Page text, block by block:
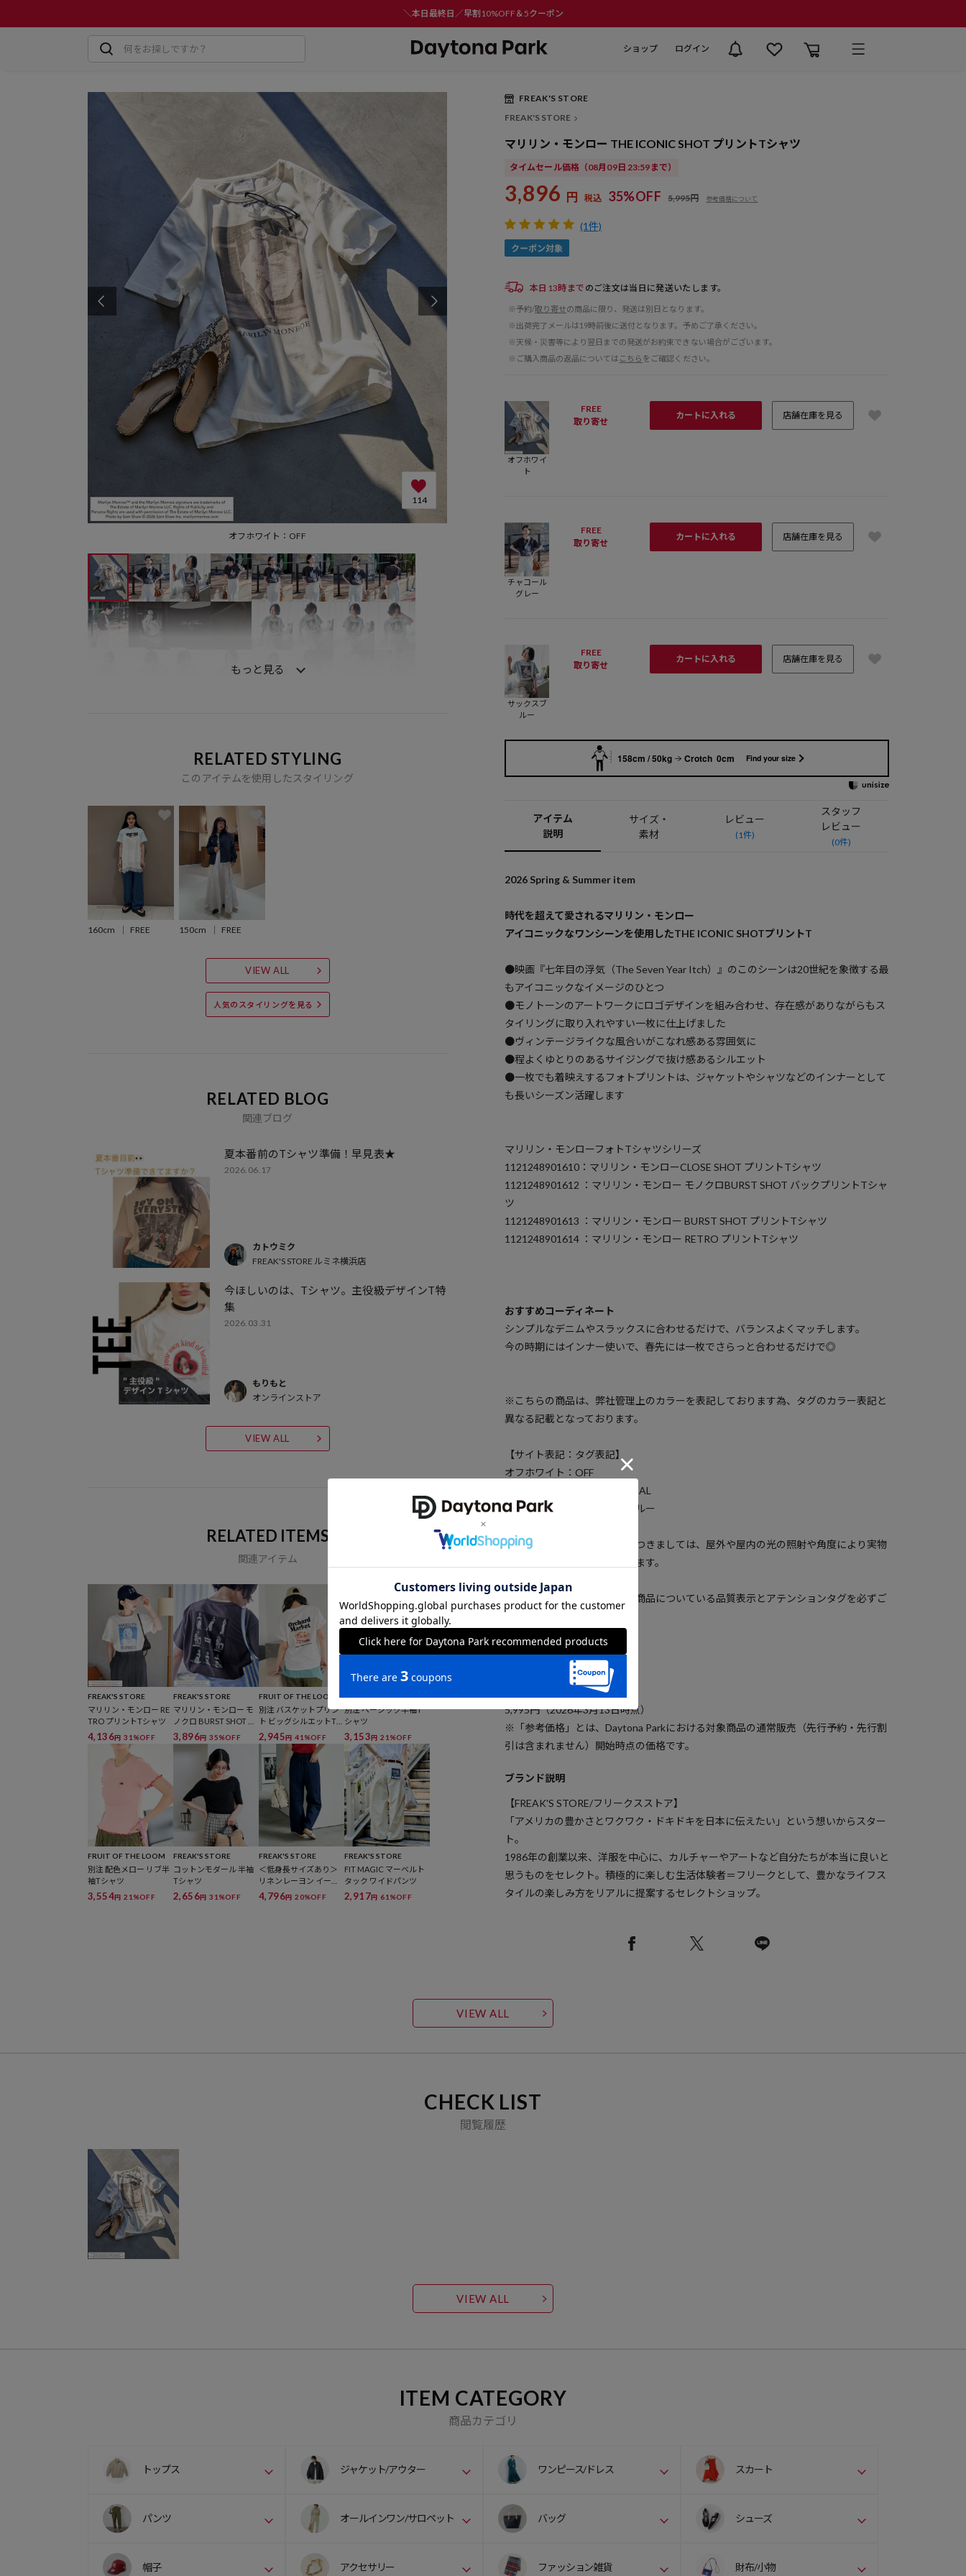
＼本日最終日／早割10%OFF＆5クーポン
ショップ ログイン
オフホワイト：OFF H162 B78 W59 H84 FREEサイズ
114
もっと見る
RELATED STYLING
このアイテムを使用したスタイリング
160cm FREE 150cm FREE
VIEW ALL
人気のスタイリングを見る
RELATED BLOG
関連ブログ
夏本番前のTシャツ準備！早見表★
2026.06.17
カトウミク
FREAK'S STORE ルミネ横浜店
今ほしいのは、Tシャツ。主役級デザインT特
集
2026.03.31
もりもと
オンラインストア
VIEW ALL
RELATED ITEMS
関連アイテム
FREAK'S STORE
マリリン・モンロー RE
TRO プリントTシャツ
4,136円 31%OFF
FREAK'S STORE
マリリン・モンロー モ
ノクロ BURST SHOT バ
ックプリントTシャツ
3,896円 35%OFF
FRUIT OF THE LOOM
別注 バスケットプリン
ト ビッグシルエットT
シャツ
2,945円 41%OFF
FRUIT OF THE LOOM
別注 ベーシック半袖T
シャツ
3,153円 21%OFF
FRUIT OF THE LOOM
別注 配色メロー リブ半
袖Tシャツ
3,554円 21%OFF
FREAK'S STORE
コットンモダール 半袖
Tシャツ
2,656円 31%OFF
FREAK'S STORE
＜低身長サイズあり＞
リネンレーヨン イージ
ーパンツ/コットンイー
ジーパンツ
4,796円 20%OFF
FREAK'S STORE
FIT MAGIC マーベルト
タック ワイドパンツ
2,917円 61%OFF
FREAK'S STORE
FREAK'S STORE
マリリン・モンロー THE ICONIC SHOT プリントTシャツ
タイムセール価格（08月09日 23:59まで）
3,896 円 税込 35%OFF 5,995円 参考価格について
(1件)
本日13時まで のご注文は当日に発送いたします。
※予約/取り寄せの商品に限り、発送は別日となります。
※出荷完了メールは19時前後に送付となります。予めご了承ください。
※天候・災害等により翌日までの発送がお約束できない場合がございます。
※ご購入商品の返品については こちら をご確認ください。
オフホワイ
ト
FREE
取り寄せ
カートに入れる 店舗在庫を見る
チャコール
グレー
FREE
取り寄せ
カートに入れる 店舗在庫を見る
サックスブ
ルー
FREE
取り寄せ
カートに入れる 店舗在庫を見る
158cm / 50kg Crotch 0cm Find your size
アイテム
説明
サイズ・
素材
レビュー
(1件)
スタッフ
レビュー
(0件)
2026 Spring & Summer item
時代を超えて愛されるマリリン・モンロー
アイコニックなワンシーンを使用したTHE ICONIC SHOTプリントT
●映画『七年目の浮気（The Seven Year Itch）』のこのシーンは20世紀を象徴する最
もアイコニックなイメージのひとつ
●モノトーンのアートワークにロゴデザインを組み合わせ、存在感がありながらもス
タイリングに取り入れやすい一枚に仕上げました
●ヴィンテージライクな風合いがこなれ感ある雰囲気に
●程よくゆとりのあるサイジングで抜け感あるシルエット
●一枚でも着映えするフォトプリントは、ジャケットやシャツなどのインナーとして
も長いシーズン活躍します
マリリン・モンローフォトTシャツシリーズ
1121248901610：マリリン・モンローCLOSE SHOT プリントTシャツ
1121248901612 ：マリリン・モンロー モノクロBURST SHOT バックプリントTシャ
ツ
1121248901613 ：マリリン・モンロー BURST SHOT プリントTシャツ
1121248901614 ：マリリン・モンロー RETRO プリントTシャツ
おすすめコーディネート
シンプルなデニムやスラックスに合わせるだけで、バランスよくマッチします。
今の時期にはインナー使いで、春先には一枚でさらっと合わせるだけで◎
※こちらの商品は、弊社管理上のカラーを表記しております為、タグのカラー表記と
異なる記載となっております。
【サイト表記：タグ表記】
オフホワイト：OFF
チャコールグレー：CHARCOAL
サックスブルー：サックスブルー
※掲載画像の商品のお色味につきましては、屋外や屋内の光の照射や角度により実物
と色味が異なる場合がございます。
※着用、お取り扱いの際は、商品についている品質表示とアテンションタグを必ずご
確認下さい
5,995円（2026年3月13日時点）
※「参考価格」とは、Daytona Parkにおける対象商品の通常販売（先行予約・先行割
引は含まれません）開始時点の価格です。
ブランド説明
【FREAK'S STORE/フリークスストア】
「アメリカの豊かさとワクワク・ドキドキを日本に伝えたい」という想いからスター
ト。
1986年の創業以来、洋服を中心に、カルチャーやアートなど自分たちが本当に良いと
思うものをセレクト。積極的に楽しむ生活体験者＝フリークとして、豊かなライフス
タイルの楽しみ方をリアルに提案するセレクトショップ。
VIEW ALL
CHECK LIST
閲覧履歴
VIEW ALL
ITEM CATEGORY
商品カテゴリ
トップス ジャケット/アウター ワンピース/ドレス スカート
パンツ オールインワン/サロペット バッグ シューズ
帽子 アクセサリー ファッション雑貨 財布/小物